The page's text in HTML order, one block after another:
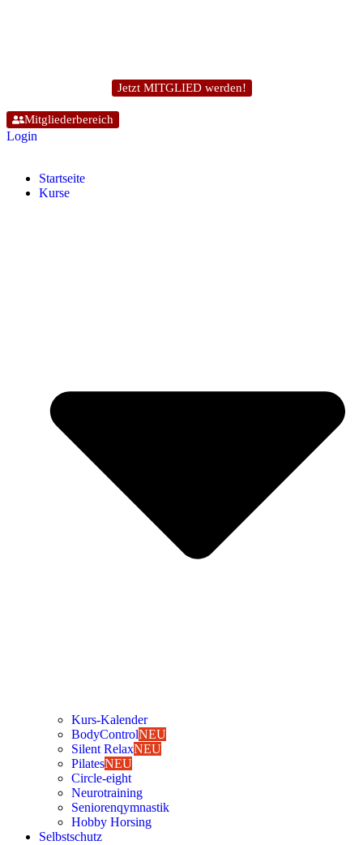
Jetzt MITGLIED werden!
Mitgliederbereich
Login
Start­sei­te
Kur­se
Kurs-Kalen­­der
Body­Con­trolNEU
Silent RelaxNEU
Pila­tesNEU
Cir­cle-eight
Neu­ro­trai­ning
Senio­ren­qym­nas­tik
Hob­by Hor­sing
Selbst­schutz